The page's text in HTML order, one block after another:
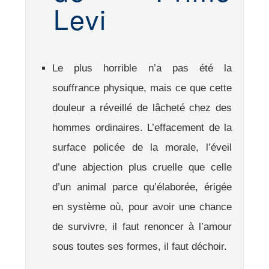
Levi
Le plus horrible n’a pas été la
souffrance physique, mais ce que cette
douleur a réveillé de lâcheté chez des
hommes ordinaires. L’effacement de la
surface policée de la morale, l’éveil
d’une abjection plus cruelle que celle
d’un animal parce qu’élaborée, érigée
en système où, pour avoir une chance
de survivre, il faut renoncer à l’amour
sous toutes ses formes, il faut déchoir.